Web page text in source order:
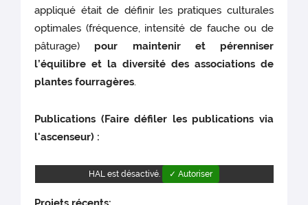
appliqué était de définir les pratiques culturales
optimales (fréquence, intensité de fauche ou de
pâturage) pour maintenir et pérenniser
l’équilibre et la diversité des associations de
plantes fourragères.
Publications (Faire défiler les publications via
l'ascenseur) :
HAL est désactivé. ✓ Autoriser